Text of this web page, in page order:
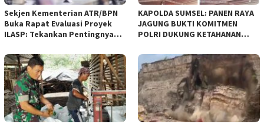
Sekjen Kementerian ATR/BPN
Buka Rapat Evaluasi Proyek
ILASP: Tekankan Pentingnya
Anggaran
KAPOLDA SUMSEL: PANEN RAYA
JAGUNG BUKTI KOMITMEN
POLRI DUKUNG KETAHANAN